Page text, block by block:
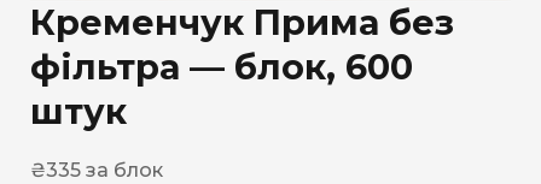
Кременчук Прима без
фільтра — блок, 600
штук
₴335 за блок